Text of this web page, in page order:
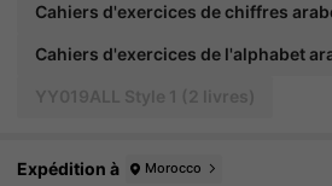
Cahiers d'exercices de chiffres
Cahiers d'exercices de l'alphabet
Expédition à Morocco